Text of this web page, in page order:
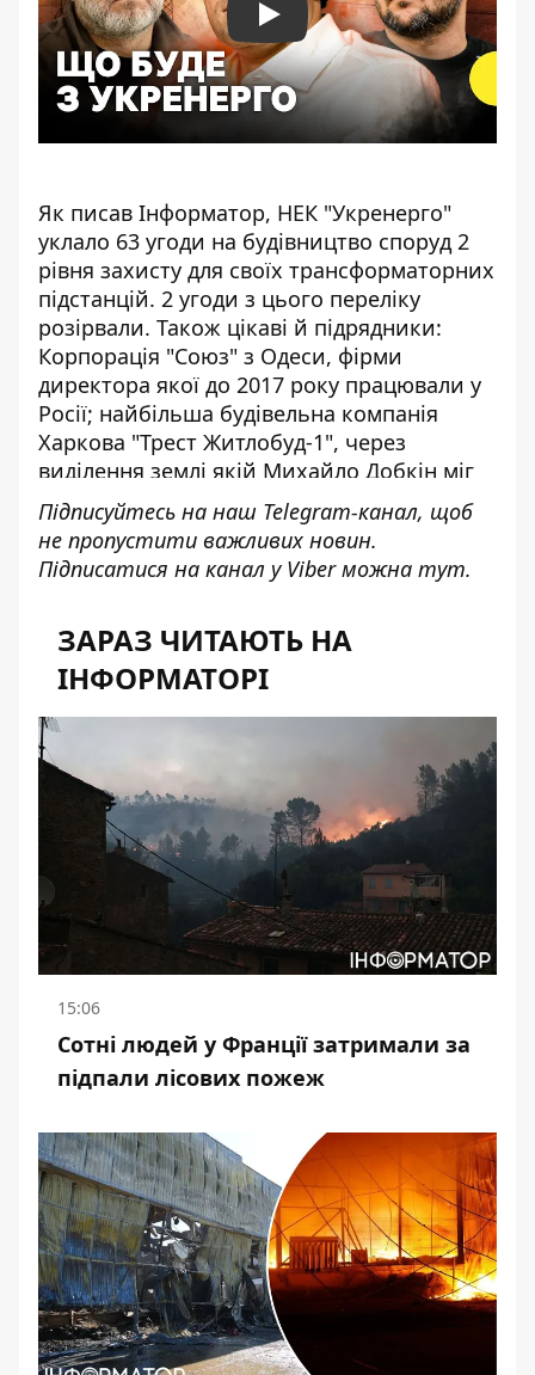
Play
Як писав Інформатор, НЕК "Укренерго"
уклало 63 угоди на будівництво споруд 2
рівня захисту для своїх трансформаторних
підстанцій. 2 угоди з цього переліку
розірвали. Також цікаві й підрядники:
Корпорація "Союз" з Одеси, фірми
директора якої до 2017 року працювали у
Росії; найбільша будівельна компанія
Харкова "Трест Житлобуд-1", через
виділення землі якій Михайло Добкін міг
сісти за ґрати на 12 років
Броварів "Мостобудівельний загін №112",
пов'язана з колишнім народним депутатом
України від Партії регіонів та нинішнім
Володимиром Продивусом.
Підписуйтесь на наш Telegram-канал, щоб
не пропустити важливих новин.
Підписатися на канал у Viber можна тут.
ЗАРАЗ ЧИТАЮТЬ НА
ІНФОРМАТОРІ
15:06
Сотні людей у Франції затримали за
підпали лісових пожеж